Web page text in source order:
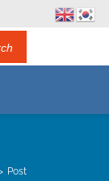
Post